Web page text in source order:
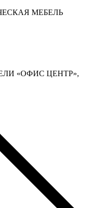
МЕБЕЛЬ
«ОФИС ЦЕНТР»,